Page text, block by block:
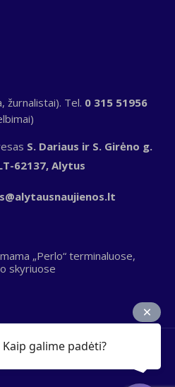
žurnalistai). Tel. 0 315 51956
S. Dariaus ir S. Girėno g.
62137, Alytus
„Perlo“ terminaluose,
skyriuose
Kaip galime padėti?